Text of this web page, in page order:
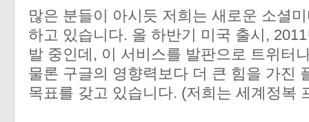
많은 분들이 아시듯 저희는 새로운 소셜
하고 있습니다. 올 하반기 미국 출시,
발 중인데, 이 서비스를 발판으로 트위터
물론 구글의 영향력보다 더 큰 힘을 가진
목표를 갖고 있습니다. (저희는 세계정복